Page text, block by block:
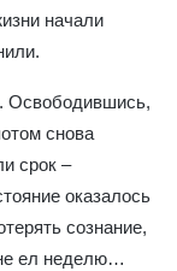
начали
Освободившись,
снова
срок –
оказалось
сознание,
ел неделю…